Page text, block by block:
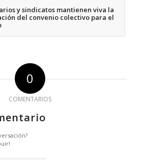
y sindicatos mantienen viva la
del convenio colectivo para el
0
COMENTARIOS